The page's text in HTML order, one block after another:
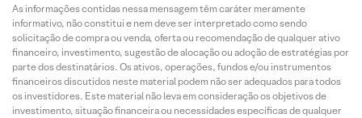
As informações contidas nessa mensagem têm caráter meramente
informativo, não constitui e nem deve ser interpretado como sendo
solicitação de compra ou venda, oferta ou recomendação de qualquer ativo
financeiro, investimento, sugestão de alocação ou adoção de estratégias por
parte dos destinatários. Os ativos, operações, fundos e/ou instrumentos
financeiros discutidos neste material podem não ser adequados para todos
os investidores. Este material não leva em consideração os objetivos de
investimento, situação financeira ou necessidades específicas de qualquer